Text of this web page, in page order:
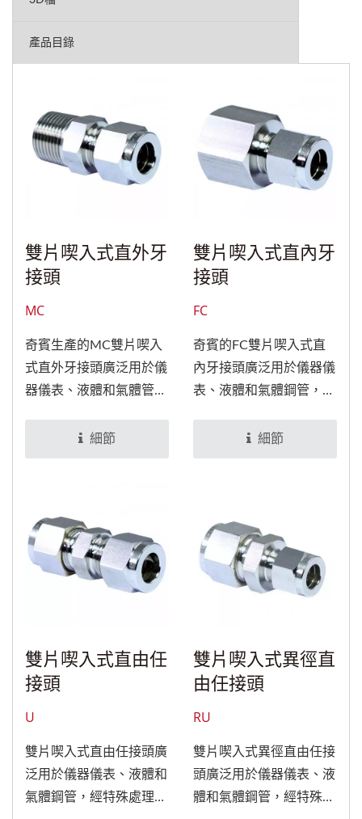
產品目錄
雙片喫入式直外牙
接頭
MC
奇賓生產的MC雙片喫入
式直外牙接頭廣泛用於儀
器儀表、液體和氣體管
用於食品與醫療設備。
細節
雙片喫入式直內牙
接頭
FC
奇賓的FC雙片喫入式直
內牙接頭廣泛用於儀器儀
表、液體和氣體鋼管，經
品與醫療設備。
細節
雙片喫入式直由任
接頭
U
雙片喫入式直由任接頭廣
泛用於儀器儀表、液體和
氣體鋼管，經特殊處理
雙片喫入式異徑直
由任接頭
RU
雙片喫入式異徑直由任接
頭廣泛用於儀器儀表、液
體和氣體鋼管，經特殊處